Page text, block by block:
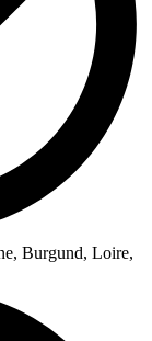
Burgund, Loire,